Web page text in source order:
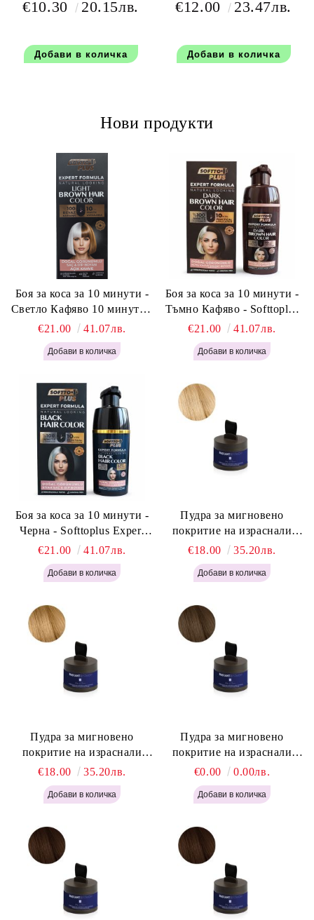
300 мл
€10.30 20.15лв.
500 мл
€12.00 23.47лв.
Нови продукти
Боя за коса за 10 минути -
Светло Кафяво 10 минути -
Softtoplus Expert Woman
Light Brown 400мл
€21.00 41.07лв.
Боя за коса за 10 минути -
Тъмно Кафяво - Softtoplus
Expert Woman Dark Brown
400 мл
€21.00 41.07лв.
Боя за коса за 10 минути -
Черна - Softtoplus Expert
Woman Black 400мл
€21.00 41.07лв.
Пудра за мигновено
покритие на израснали
корени Светло Русо - Labor
Pro Instant Retouch Powder -
Light Blonde H646
€18.00 35.20лв.
Пудра за мигновено
покритие на израснали
корени Русо - Labor Pro
Instant Retouch Powder -
Blonde H645
€18.00 35.20лв.
Пудра за мигновено
покритие на израснали
корени Светло Кафяво -
Labor Pro Instant Retouch
Powder - Light Brown H644
€0.00 0.00лв.